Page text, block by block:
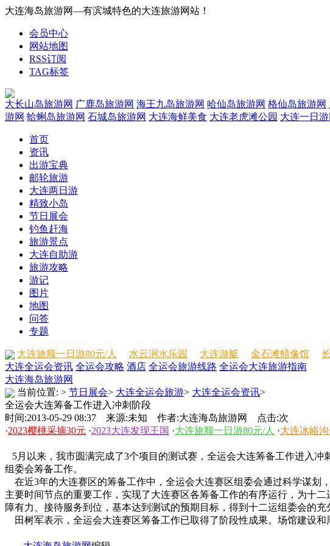
大连海岛旅游网—有滨城特色的大连旅游网站！
会员中心
网站地图
RSS订阅
TAG标签
大长山岛旅游网 广鹿岛旅游网 海王九岛旅游网 哈仙岛旅游网 格仙岛旅游网
游网 蛤蜊岛旅游网 石城岛旅游网 大连海鲜美食 大连老虎滩公园 大连一日游
首页
资讯
出游宝典
邮轮旅游
大连两日游
精致小岛
节日展会
钓鱼赶海
旅游景点
大连自助游
旅游攻略
游记
图片
地图
问答
专题
大连旅顺一日游80元/人 水云涧水乐园 大连游艇 金石滩蜡像馆
大连全运会资讯 全运会攻略 酒店 全运会旅游线路 全运会大连旅游指南
大连海岛旅游网
当前位置: > 节日展会> 大连全运会旅游> 大连全运会资讯>
全运会大连筹备工作进入冲刺阶段
时间:2013-05-29 08:37 来源:未知 作者:大连海岛旅游网 点击:次
·2023樱桃采摘30元 ·2023大连发现王国 ·大连旅顺一日游80元/人 ·大连冰峪
5月以来，我市圆满完成了3个项目的测试赛，全运会大连筹备工作进入
组委会筹备工作。
在近3年的大连赛区的筹备工作中，全运会大连赛区组委会通过科学谋划
主要时间节点的重要工作，实现了大连赛区各筹备工作的有序运行，为十
障有力、接待服务到位，基本达到测试的预期目标，得到十二运组委会的充
田树军表示，全运会大连赛区筹备工作已取得了阶段性成果。场馆建设